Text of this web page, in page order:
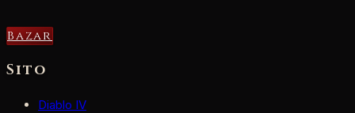
Bazar
Sito
Diablo IV